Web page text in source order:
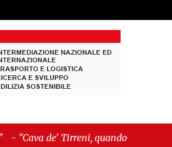
quando la burocrazia